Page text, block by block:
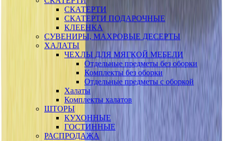
СКАТЕРТИ
СКАТЕРТИ ПОДАРОЧНЫЕ
КЛЕЕНКА
СУВЕНИРЫ, МАХРОВЫЕ ДЕСЕРТЫ
ХАЛАТЫ
ЧЕХЛЫ ДЛЯ МЯГКОЙ МЕБЕЛИ
Отдельные предметы без оборки
Комплекты без оборки
Отдельные предметы с оборкой
Халаты
Комплекты халатов
ШТОРЫ
КУХОННЫЕ
ГОСТИННЫЕ
РАСПРОДАЖА